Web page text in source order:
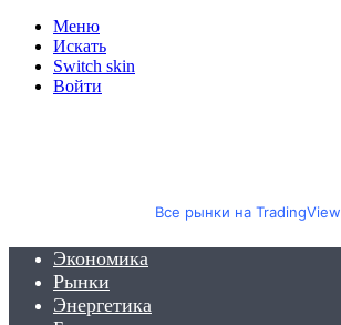
Меню
Искать
Switch skin
Войти
Все рынки на TradingView
Экономика
Рынки
Энергетика